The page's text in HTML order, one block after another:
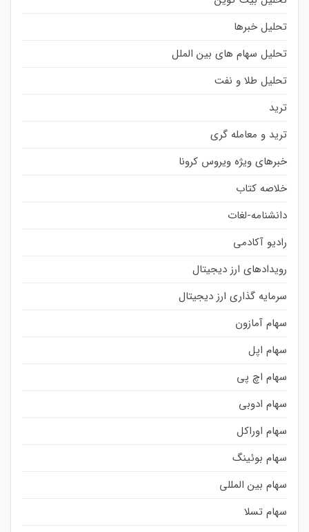
تحلیل خبرها
تحلیل سهام های بین الملل
تحلیل طلا و نفت
ترید
ترید و معامله گری
خبرهای ویژه ویروس کرونا
خلاصه کتاب
دانشنامه-لغات
رادیو آکادمی
رویدادهای ارز دیجیتال
سرمایه گذاری ارز دیجیتال
سهام آمازون
سهام اپل
سهام اچ پی
سهام ادوبی
سهام اوراکل
سهام بوئینگ
سهام بین المللی
سهام تسلا